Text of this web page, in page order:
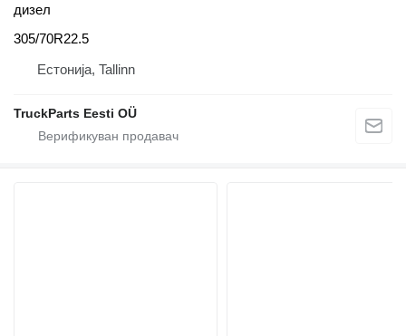
дизел
305/70R22.5
Естонија, Tallinn
TruckParts Eesti OÜ